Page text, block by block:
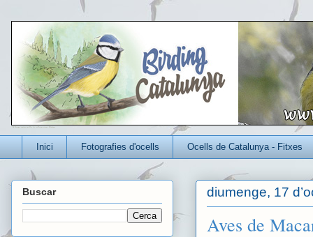
Un blog per conèixer millor els ocells que viuen a Catalunya
Inici Fotografies d'ocells Ocells de Catalunya - Fitxes
diumenge, 17
Aves de
Buscar